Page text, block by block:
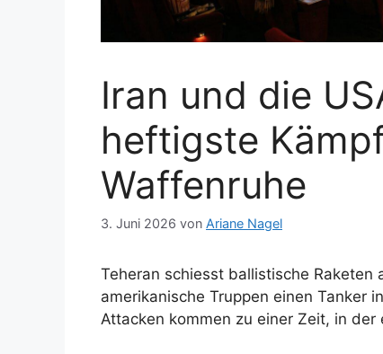
Iran und die
heftigste
Waffenruhe
3. Juni 2026 von Ariane Nagel
Teheran schiesst ballistische
amerikanische Truppen einen Tanker
Attacken kommen zu einer Zeit, in